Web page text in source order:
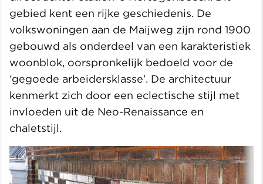
gebied kent een rijke geschiedenis. De
volkswoningen aan de Maijweg zijn rond 1900
gebouwd als onderdeel van een karakteristiek
woonblok, oorspronkelijk bedoeld voor de
‘gegoede arbeidersklasse’. De architectuur
kenmerkt zich door een eclectische stijl met
invloeden uit de Neo-Renaissance en
chaletstijl.